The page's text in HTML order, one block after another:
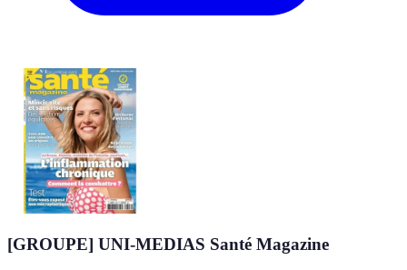
[GROUPE] UNI-MEDIAS Santé Magazine